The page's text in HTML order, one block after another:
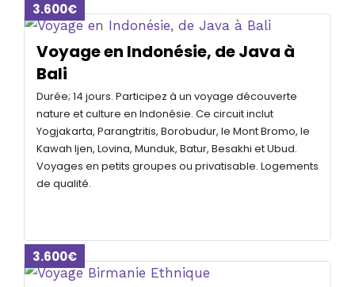
3.600€
Voyage en Indonésie, de Java à
Bali
Durée; 14 jours. Participez à un voyage découverte
nature et culture en Indonésie. Ce circuit inclut
Yogjakarta, Parangtritis, Borobudur, le Mont Bromo, le
Kawah Ijen, Lovina, Munduk, Batur, Besakhi et Ubud.
Voyages en petits groupes ou privatisable. Logements
de qualité.
3.600€